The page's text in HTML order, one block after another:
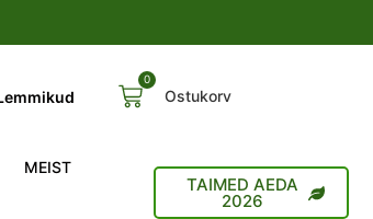
0
Ostukorv
MEIST
TAIMED AEDA
2026